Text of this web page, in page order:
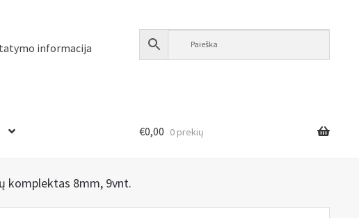
informacija
€0,00 0 prekių
komplektas 8mm, 9vnt.